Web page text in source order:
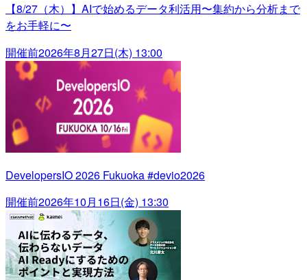
【8/27（木）】AIで始めるデータ利活用〜集約から分析まで
をお手軽に〜
開催前2026年8月27日(木) 13:00
DevelopersIO 2026 Fukuoka #devio2026
開催前2026年10月16日(金) 13:30